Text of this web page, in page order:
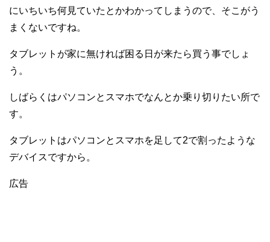
にいちいち何見ていたとかわかってしまうので、そこがう
まくないですね。
タブレットが家に無ければ困る日が来たら買う事でしょ
う。
しばらくはパソコンとスマホでなんとか乗り切りたい所で
す。
タブレットはパソコンとスマホを足して2で割ったような
デバイスですから。
広告